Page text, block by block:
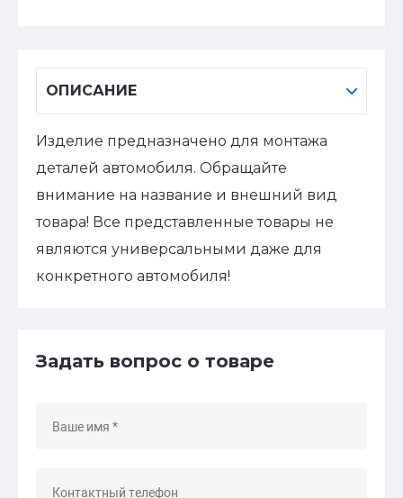
ОПИСАНИЕ
Изделие предназначено для монтажа
деталей автомобиля. Обращайте
внимание на название и внешний вид
товара! Все представленные товары не
являются универсальными даже для
конкретного автомобиля!
Задать вопрос о товаре